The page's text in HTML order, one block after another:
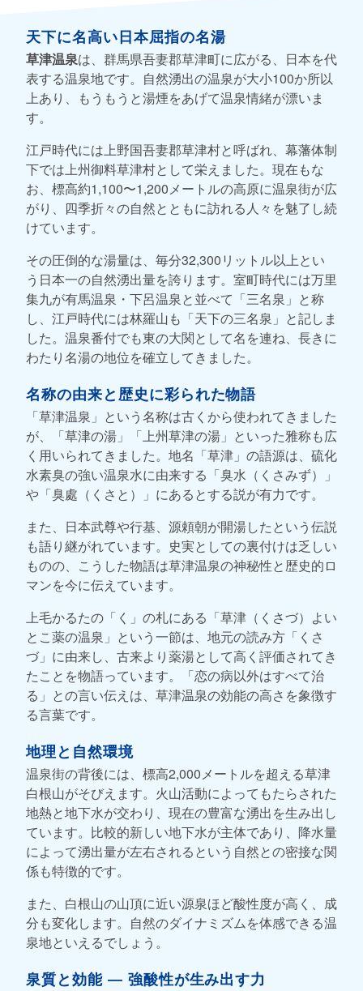
天下に名高い日本屈指の名湯
草津温泉は、群馬県吾妻郡草津町に広がる、日本を代
表する温泉地です。自然湧出の温泉が大小100か所以
上あり、もうもうと湯煙をあげて温泉情緒が漂いま
す。
江戸時代には上野国吾妻郡草津村と呼ばれ、幕藩体制
下では上州御料草津村として栄えました。現在もな
お、標高約1,100〜1,200メートルの高原に温泉街が広
がり、四季折々の自然とともに訪れる人々を魅了し続
けています。
その圧倒的な湯量は、毎分32,300リットル以上とい
う日本一の自然湧出量を誇ります。室町時代には万里
集九が有馬温泉・下呂温泉と並べて「三名泉」と称
し、江戸時代には林羅山も「天下の三名泉」と記しま
した。温泉番付でも東の大関として名を連ね、長きに
わたり名湯の地位を確立してきました。
名称の由来と歴史に彩られた物語
「草津温泉」という名称は古くから使われてきました
が、「草津の湯」「上州草津の湯」といった雅称も広
く用いられてきました。地名「草津」の語源は、硫化
水素臭の強い温泉水に由来する「臭水（くさみず）」
や「臭處（くさと）」にあるとする説が有力です。
また、日本武尊や行基、源頼朝が開湯したという伝説
も語り継がれています。史実としての裏付けは乏しい
ものの、こうした物語は草津温泉の神秘性と歴史的ロ
マンを今に伝えています。
上毛かるたの「く」の札にある「草津（くさづ）よい
とこ薬の温泉」という一節は、地元の読み方「くさ
づ」に由来し、古来より薬湯として高く評価されてき
たことを物語っています。「恋の病以外はすべて治
る」との言い伝えは、草津温泉の効能の高さを象徴す
る言葉です。
地理と自然環境
温泉街の背後には、標高2,000メートルを超える草津
白根山がそびえます。火山活動によってもたらされた
地熱と地下水が交わり、現在の豊富な湧出を生み出し
ています。比較的新しい地下水が主体であり、降水量
によって湧出量が左右されるという自然との密接な関
係も特徴的です。
また、白根山の山頂に近い源泉ほど酸性度が高く、成
分も変化します。自然のダイナミズムを体感できる温
泉地といえるでしょう。
泉質と効能 ― 強酸性が生み出す力